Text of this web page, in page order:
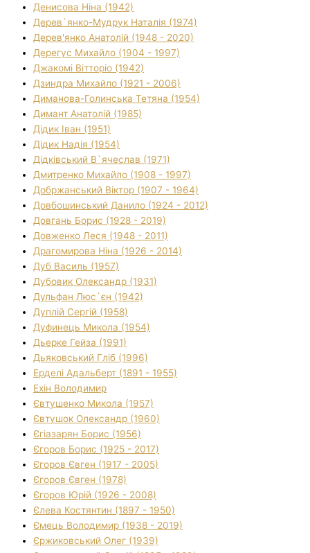
Денисова Ніна (1942)
Дерев`янко-Мудрук Наталія (1974)
Дерев'янко Анатолій (1948 - 2020)
Дерегус Михайло (1904 - 1997)
Джакомі Вітторіо (1942)
Дзиндра Михайло (1921 - 2006)
Диманова-Голинська Тетяна (1954)
Димант Анатолій (1985)
Дідик Іван (1951)
Дідик Надія (1954)
Дідківський В`ячеслав (1971)
Дмитренко Михайло (1908 - 1997)
Добржанський Віктор (1907 - 1964)
Довбошинський Данило (1924 - 2012)
Довгань Борис (1928 - 2019)
Довженко Леся (1948 - 2011)
Драгомирова Ніна (1926 - 2014)
Дуб Василь (1957)
Дубовик Олександр (1931)
Дульфан Люс`єн (1942)
Дуплій Сергій (1958)
Дуфинець Микола (1954)
Дьерке Гейза (1991)
Дьяковський Гліб (1996)
Ерделі Адальберт (1891 - 1955)
Ехін Володимир
Євтушенко Микола (1957)
Євтушок Олександр (1960)
Єгіазарян Борис (1956)
Єгоров Борис (1925 - 2017)
Єгоров Євген (1917 - 2005)
Єгоров Євген (1978)
Єгоров Юрій (1926 - 2008)
Єлева Костянтин (1897 - 1950)
Ємець Володимир (1938 - 2019)
Єржиковський Олег (1939)